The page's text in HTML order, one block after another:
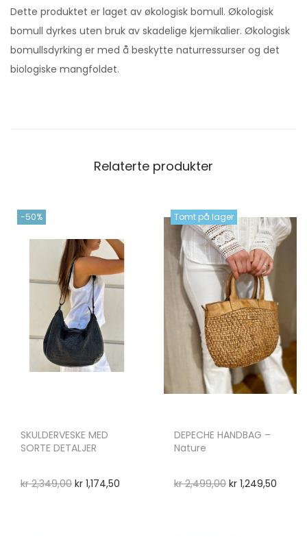
Dette produktet er laget av økologisk bomull. Økologisk
bomull dyrkes uten bruk av skadelige kjemikalier. Økologisk
bomullsdyrking er med å beskytte naturressurser og det
biologiske mangfoldet.
Relaterte produkter
-50%
SKULDERVESKE MED
SORTE DETALJER
kr2,349,00 kr 1,174,50
Tomt på lager
DEPECHE HANDBAG –
Nature
kr2,499,00 kr1,249,50